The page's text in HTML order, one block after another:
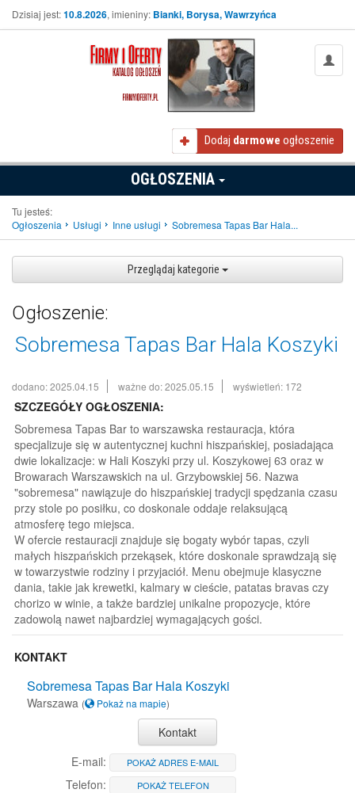
Dzisiaj jest:10.8.2026, imieniny: Bianki, Borysa, Wawrzyńca
Dodaj darmowe ogłoszenie
OGŁOSZENIA
Tu jesteś:
Ogłoszenia
Usługi Inne usługi Sobremesa Tapas Bar Hala...
Przeglądaj kategorie
Ogłoszenie:
Sobremesa Tapas Bar Hala Koszyki
dodano: 2025.04.15 ważne do: 2025.05.15 wyświetleń: 172
SZCZEGÓŁY OGŁOSZENIA:
Sobremesa Tapas Bar to warszawska restauracja, która
specjalizuje się w autentycznej kuchni hiszpańskiej, posiadająca
dwie lokalizacje: w Hali Koszyki przy ul. Koszykowej 63 oraz w
Browarach Warszawskich na ul. Grzybowskiej 56. Nazwa
"sobremesa" nawiązuje do hiszpańskiej tradycji spędzania czasu
przy stole po posiłku, co doskonale oddaje relaksującą
atmosferę tego miejsca.
W ofercie restauracji znajduje się bogaty wybór tapas, czyli
małych hiszpańskich przekąsek, które doskonale sprawdzają się
w towarzystwie rodziny i przyjaciół. Menu obejmuje klasyczne
dania, takie jak krewetki, kalmary w cieście, patatas bravas czy
chorizo w winie, a także bardziej unikalne propozycje, które
zadowolą nawet najbardziej wymagających gości.
KONTAKT
Sobremesa Tapas Bar Hala Koszyki
Warszawa ( Pokaż na mapie)
Kontakt
E-mail:
POKAŻ ADRES E-MAIL
Telefon: POKAŻ TELEFON